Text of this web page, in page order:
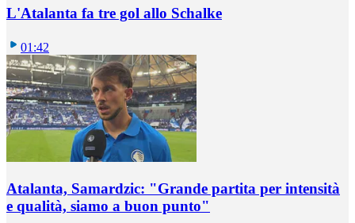
L'Atalanta fa tre gol allo Schalke
01:42
Atalanta, Samardzic: "Grande partita per intensità
e qualità, siamo a buon punto"